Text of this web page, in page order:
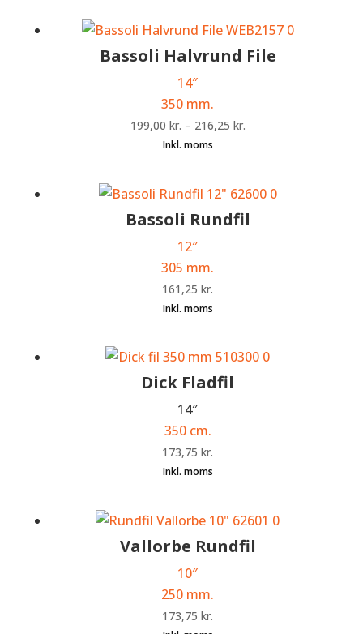
Bassoli Halvrund File
14″
350 mm.
199,00 kr. – 216,25 kr.
Bassoli Rundfil
12″
305 mm.
161,25kr.
Dick Fladfil
14″
350 cm.
173,75kr.
Vallorbe Rundfil
10″
250 mm.
173,75kr.